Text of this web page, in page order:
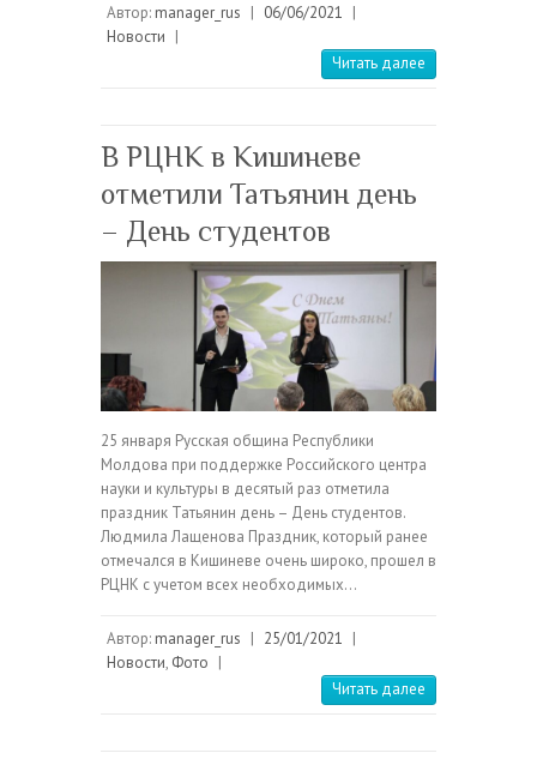
Автор: manager_rus | 06/06/2021 |
Новости |
Читать далее
В РЦНК в Кишиневе
отметили Татьянин день
– День студентов
25 января Русская община Республики
Молдова при поддержке Российского центра
науки и культуры в десятый раз отметила
праздник Татьянин день – День студентов.
Людмила Лащенова Праздник, который ранее
отмечался в Кишиневе очень широко, прошел в
РЦНК с учетом всех необходимых…
Автор: manager_rus | 25/01/2021 |
Новости, Фото |
Читать далее